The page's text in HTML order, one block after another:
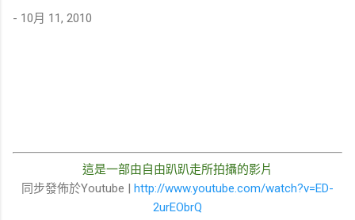
- 10月 11, 2010
這是一部由自由趴趴走所拍攝的影片
同步發佈於Youtube | http://www.youtube.com/watch?v=ED-
2urEObrQ